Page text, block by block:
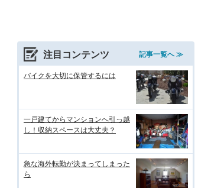
注目コンテンツ 記事一覧へ ≫
バイクを大切に保管するには
一戸建てからマンションへ引っ越
し！収納スペースは大丈夫？
急な海外転勤が決まってしまった
ら